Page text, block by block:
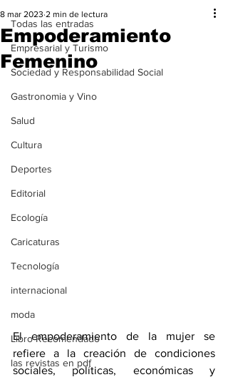
Todas las entradas
Empresarial y Turismo
Sociedad y Responsabilidad Social
Gastronomia y Vino
Salud
Cultura
Deportes
Editorial
Ecología
Caricaturas
Tecnología
internacional
moda
Libro Recomendado
las revistas en pdf
Empoderamiento
Femenino
8 mar 2023 2 min de lectura
El empoderamiento de la mujer se
refiere a la creación de condiciones
sociales, políticas, económicas y